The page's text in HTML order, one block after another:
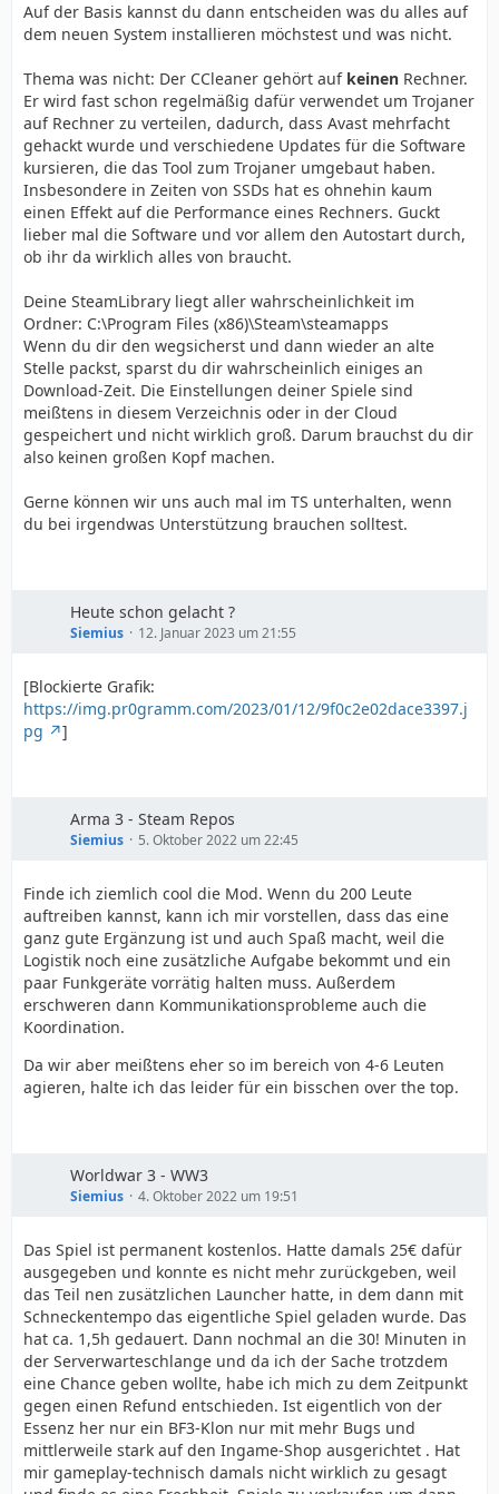
Auf der Basis kannst du dann entscheiden was du alles auf
dem neuen System installieren möchstest und was nicht.
Thema was nicht: Der CCleaner gehört auf keinen Rechner.
Er wird fast schon regelmäßig dafür verwendet um Trojaner
auf Rechner zu verteilen, dadurch, dass Avast mehrfacht
gehackt wurde und verschiedene Updates für die Software
kursieren, die das Tool zum Trojaner umgebaut haben.
Insbesondere in Zeiten von SSDs hat es ohnehin kaum
einen Effekt auf die Performance eines Rechners. Guckt
lieber mal die Software und vor allem den Autostart durch,
ob ihr da wirklich alles von braucht.
Deine SteamLibrary liegt aller wahrscheinlichkeit im
Ordner: C:\Program Files (x86)\Steam\steamapps
Wenn du dir den wegsicherst und dann wieder an alte
Stelle packst, sparst du dir wahrscheinlich einiges an
Download-Zeit. Die Einstellungen deiner Spiele sind
meißtens in diesem Verzeichnis oder in der Cloud
gespeichert und nicht wirklich groß. Darum brauchst du dir
also keinen großen Kopf machen.
Gerne können wir uns auch mal im TS unterhalten, wenn
du bei irgendwas Unterstützung brauchen solltest.
Heute schon gelacht ?
Siemius 12. Januar 2023 um 21:55
[Blockierte Grafik:
https://img.pr0gramm.com/2023/01/12/9f0c2e02dace3397.j
pg
]
Arma 3 - Steam Repos
Siemius 5. Oktober 2022 um 22:45
Finde ich ziemlich cool die Mod. Wenn du 200 Leute
auftreiben kannst, kann ich mir vorstellen, dass das eine
ganz gute Ergänzung ist und auch Spaß macht, weil die
Logistik noch eine zusätzliche Aufgabe bekommt und ein
paar Funkgeräte vorrätig halten muss. Außerdem
erschweren dann Kommunikationsprobleme auch die
Koordination.
Da wir aber meißtens eher so im bereich von 4-6 Leuten
agieren, halte ich das leider für ein bisschen over the top.
Worldwar 3 - WW3
Siemius 4. Oktober 2022 um 19:51
Das Spiel ist permanent kostenlos. Hatte damals 25€ dafür
ausgegeben und konnte es nicht mehr zurückgeben, weil
das Teil nen zusätzlichen Launcher hatte, in dem dann mit
Schneckentempo das eigentliche Spiel geladen wurde. Das
hat ca. 1,5h gedauert. Dann nochmal an die 30! Minuten in
der Serverwarteschlange und da ich der Sache trotzdem
eine Chance geben wollte, habe ich mich zu dem Zeitpunkt
gegen einen Refund entschieden. Ist eigentlich von der
Essenz her nur ein BF3-Klon nur mit mehr Bugs und
mittlerweile stark auf den Ingame-Shop ausgerichtet . Hat
mir gameplay-technisch damals nicht wirklich zu gesagt